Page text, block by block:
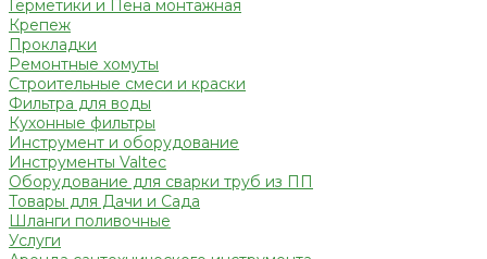
Герметики и Пена монтажная
Крепеж
Прокладки
Ремонтные хомуты
Строительные смеси и краски
Фильтра для воды
Кухонные фильтры
Инструмент и оборудование
Инструменты Valtec
Оборудование для сварки труб из ПП
Товары для Дачи и Сада
Шланги поливочные
Услуги